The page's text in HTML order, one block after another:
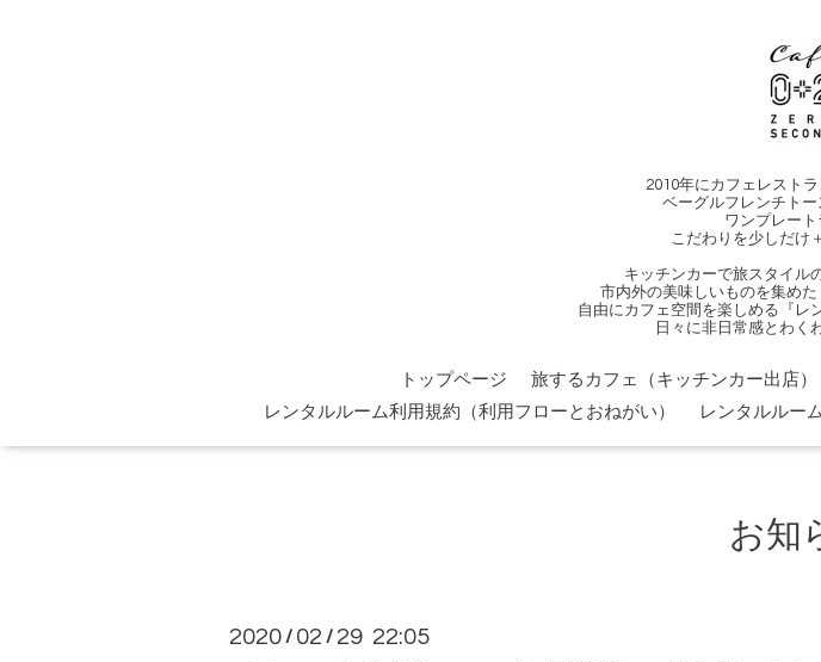
2010年にカフェレストラ
ベーグルフレンチトー
ワンプレート
こだわりを少しだけ
キッチンカーで旅スタイル
市内外の美味しいものを集め
自由にカフェ空間を楽しめる『レ
日々に非日常感とわく
トップページ 旅するカフェ（キッチンカー出店）
レンタルルーム利用規約（利用フローとおねがい）
レンタルルー
お知
2020 / 02 / 29 22:05